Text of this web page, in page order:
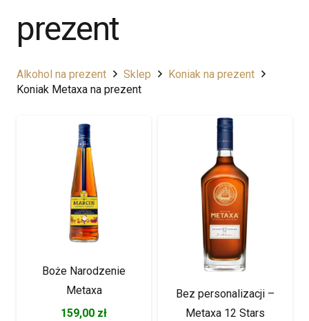
prezent
Alkohol na prezent Sklep
Koniak na prezent
Koniak Metaxa na prezent
Boże Narodzenie
Metaxa
159,00 zł
Bez personalizacji –
Metaxa 12 Stars